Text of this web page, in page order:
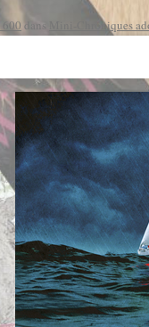
600 dans Mini-Chroniques